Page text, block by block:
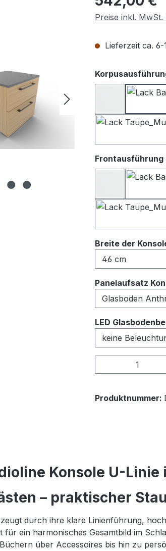
Preise inkl.
Lieferzeit ca. 6-
Frontausführung
Breite der
Panelaufsatz
LED
Produkt
Produktnummer:
Konsole U-
– praktischer
durch ihre klare Linienführung,
ein harmonisches Gesamtbild im
über Accessoires bis hin zu